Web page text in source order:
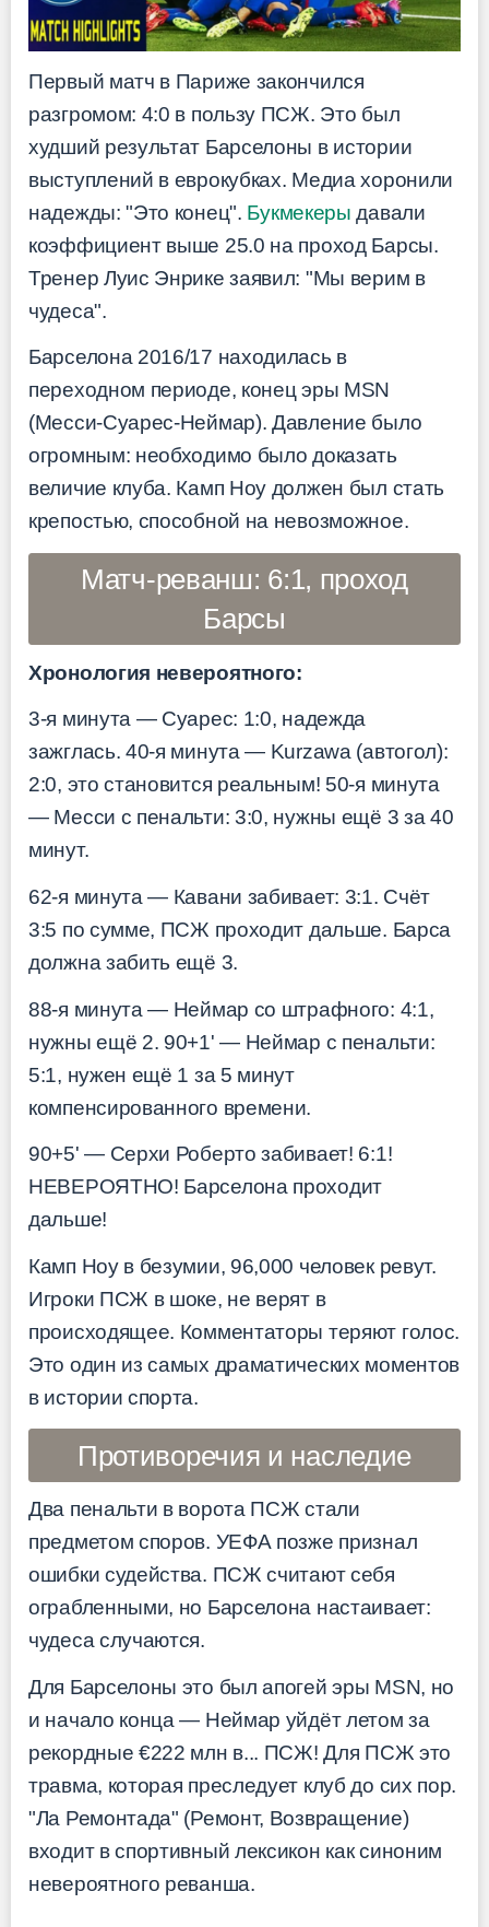
Первый матч в Париже закончился
разгромом: 4:0 в пользу ПСЖ. Это был
худший результат Барселоны в истории
выступлений в еврокубках. Медиа хоронили
надежды: "Это конец". Букмекеры давали
коэффициент выше 25.0 на проход Барсы.
Тренер Луис Энрике заявил: "Мы верим в
чудеса".
Барселона 2016/17 находилась в
переходном периоде, конец эры MSN
(Месси-Суарес-Неймар). Давление было
огромным: необходимо было доказать
величие клуба. Камп Ноу должен был стать
крепостью, способной на невозможное.
Матч-реванш: 6:1, проход
Барсы
Хронология невероятного:
3-я минута — Суарес: 1:0, надежда
зажглась. 40-я минута — Kurzawa (автогол):
2:0, это становится реальным! 50-я минута
— Месси с пенальти: 3:0, нужны ещё 3 за 40
минут.
62-я минута — Кавани забивает: 3:1. Счёт
3:5 по сумме, ПСЖ проходит дальше. Барса
должна забить ещё 3.
88-я минута — Неймар со штрафного: 4:1,
нужны ещё 2. 90+1' — Неймар с пенальти:
5:1, нужен ещё 1 за 5 минут
компенсированного времени.
90+5' — Серхи Роберто забивает! 6:1!
НЕВЕРОЯТНО! Барселона проходит
дальше!
Камп Ноу в безумии, 96,000 человек ревут.
Игроки ПСЖ в шоке, не верят в
происходящее. Комментаторы теряют голос.
Это один из самых драматических моментов
в истории спорта.
Противоречия и наследие
Два пенальти в ворота ПСЖ стали
предметом споров. УЕФА позже признал
ошибки судейства. ПСЖ считают себя
ограбленными, но Барселона настаивает:
чудеса случаются.
Для Барселоны это был апогей эры MSN, но
и начало конца — Неймар уйдёт летом за
рекордные €222 млн в... ПСЖ! Для ПСЖ это
травма, которая преследует клуб до сих пор.
"Ла Ремонтада" (Ремонт, Возвращение)
входит в спортивный лексикон как синоним
невероятного реванша.